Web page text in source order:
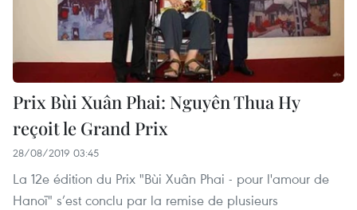
Prix Bùi Xuân Phai: Nguyên Thua Hy
reçoit le Grand Prix
28/08/2019 03:45
La 12e édition du Prix "Bùi Xuân Phai - pour l'amour de
Hanoï" s’est conclu par la remise de plusieurs